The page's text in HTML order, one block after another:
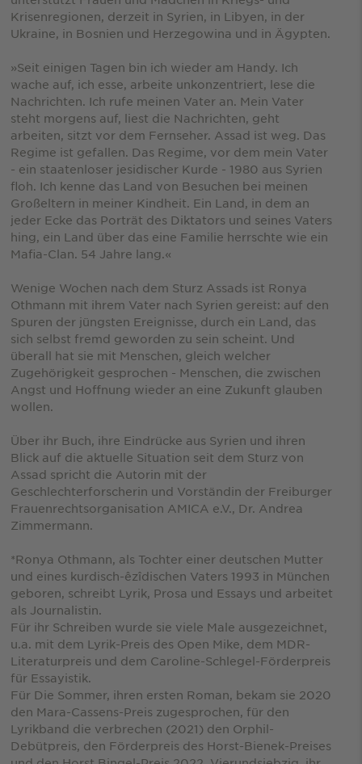
Krisenregionen, derzeit in Syrien, in Libyen, in der
Ukraine, in Bosnien und Herzegowina und in Ägypten.
»Seit einigen Tagen bin ich wieder am Handy. Ich
wache auf, ich esse, arbeite unkonzentriert, lese die
Nachrichten. Ich rufe meinen Vater an. Mein Vater
steht morgens auf, liest die Nachrichten, geht
arbeiten, sitzt vor dem Fernseher. Assad ist weg. Das
Regime ist gefallen. Das Regime, vor dem mein Vater
- ein staatenloser jesidischer Kurde - 1980 aus Syrien
floh. Ich kenne das Land von Besuchen bei meinen
Großeltern in meiner Kindheit. Ein Land, in dem an
jeder Ecke das Porträt des Diktators und seines Vaters
hing, ein Land über das eine Familie herrschte wie ein
Mafia-Clan. 54 Jahre lang.«
Wenige Wochen nach dem Sturz Assads ist Ronya
Othmann mit ihrem Vater nach Syrien gereist: auf den
Spuren der jüngsten Ereignisse, durch ein Land, das
sich selbst fremd geworden zu sein scheint. Und
überall hat sie mit Menschen, gleich welcher
Zugehörigkeit gesprochen - Menschen, die zwischen
Angst und Hoffnung wieder an eine Zukunft glauben
wollen.
Über ihr Buch, ihre Eindrücke aus Syrien und ihren
Blick auf die aktuelle Situation seit dem Sturz von
Assad spricht die Autorin mit der
Geschlechterforscherin und Vorständin der Freiburger
Frauenrechtsorganisation AMICA e.V., Dr. Andrea
Zimmermann.
*Ronya Othmann, als Tochter einer deutschen Mutter
und eines kurdisch-êzîdischen Vaters 1993 in München
geboren, schreibt Lyrik, Prosa und Essays und arbeitet
als Journalistin.
Für ihr Schreiben wurde sie viele Male ausgezeichnet,
u.a. mit dem Lyrik-Preis des Open Mike, dem MDR-
Literaturpreis und dem Caroline-Schlegel-Förderpreis
für Essayistik.
Für Die Sommer, ihren ersten Roman, bekam sie 2020
den Mara-Cassens-Preis zugesprochen, für den
Lyrikband die verbrechen (2021) den Orphil-
Debütpreis, den Förderpreis des Horst-Bienek-Preises